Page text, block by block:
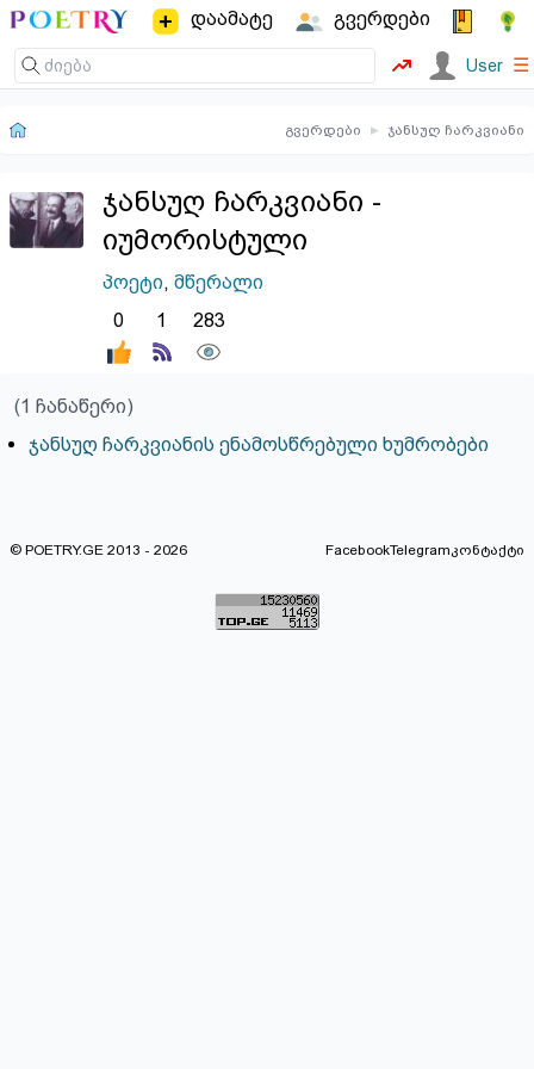
დაამატე გვერდები
User ☰
გვერდები ▸ ჯანსუღ ჩარკვიანი
ჯანსუღ ჩარკვიანი -
იუმორისტული
პოეტი, მწერალი
0
1 283
(1 ჩანაწერი)
ჯანსუღ ჩარკვიანის ენამოსწრებული ხუმრობები
© POETRY.GE 2013 - 2026 FacebookTelegramკონტაქტი